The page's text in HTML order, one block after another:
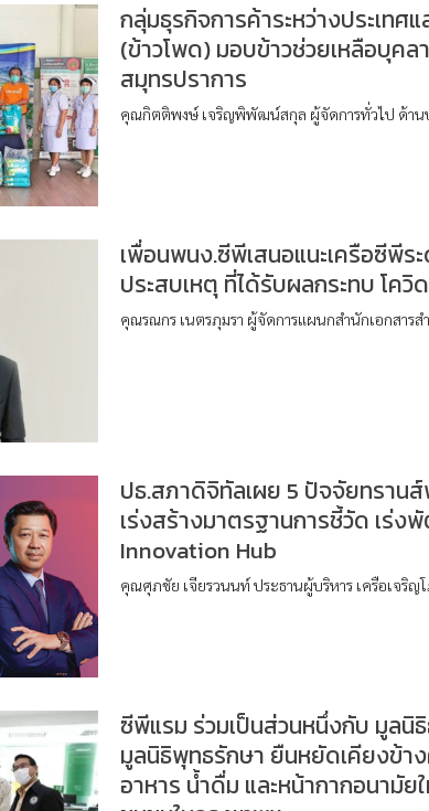
กลุ่มธุรกิจการค้าระหว่างประเทศ
(ข้าวโพด) มอบข้าวช่วยเหลือบุค
สมุทรปราการ
คุณกิตติพงษ์ เจริญพิพัฒน์สกุล ผู้จัดการทั่วไป ด้าน
เพื่อนพนง.ซีพีเสนอแนะเครือซีพี
ประสบเหตุ ที่ได้รับผลกระทบ โควิ
คุณรณกร เนตรภุมรา ผู้จัดการแผนกสำนักเอกสาร
ปธ.สภาดิจิทัลเผย 5 ปัจจัยทราน
เร่งสร้างมาตรฐานการชี้วัด เร่
Innovation Hub
คุณศุภชัย เจียรวนนท์ ประธานผู้บริหาร เครือเจริ
ซีพีแรม ร่วมเป็นส่วนหนึ่งกับ มูลนิธิ
มูลนิธิพุทธรักษา ยืนหยัดเคียงข้า
อาหาร น้ำดื่ม และหน้ากากอนามั